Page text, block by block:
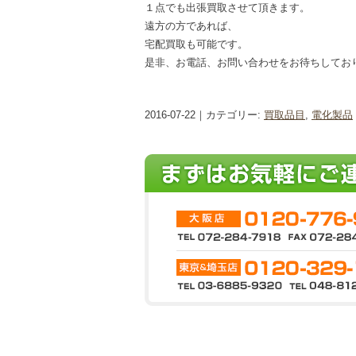
１点でも出張買取させて頂きます。
遠方の方であれば、
宅配買取も可能です。
是非、お電話、お問い合わせをお待ちしてお
2016-07-22｜カテゴリー: 買取品目 , 電化製品